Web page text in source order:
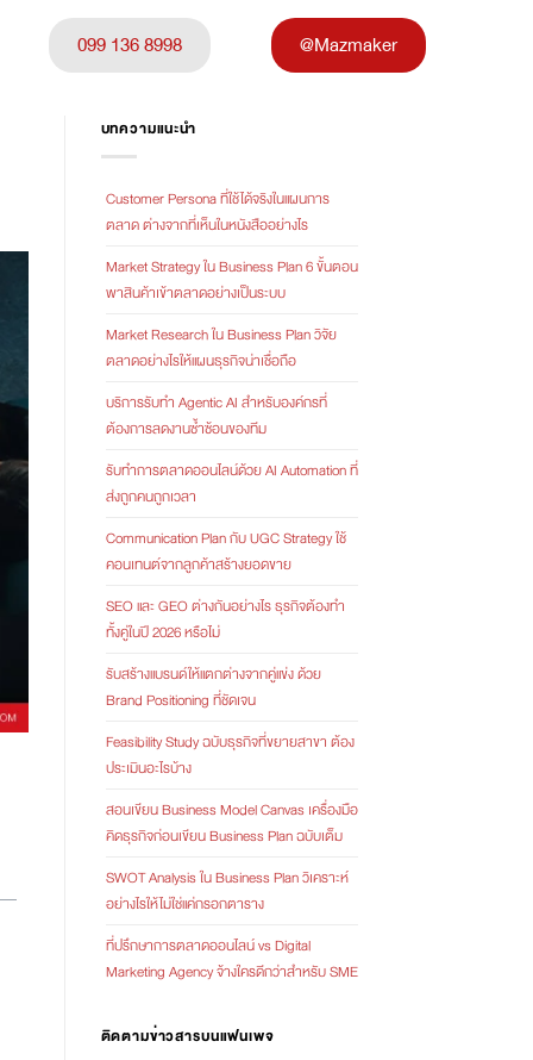
099 136 8998 @Mazmaker
บทความแนะนำ
Customer Persona ที่ใช้ได้จริงในแผนการ
ตลาด ต่างจากที่เห็นในหนังสืออย่างไร
Market Strategy ใน Business Plan 6 ขั้นตอน
พาสินค้าเข้าตลาดอย่างเป็นระบบ
Market Research ใน Business Plan วิจัย
ตลาดอย่างไรให้แผนธุรกิจน่าเชื่อถือ
บริการรับทำ Agentic AI สำหรับองค์กรที่
ต้องการลดงานซ้ำซ้อนของทีม
รับทำการตลาดออนไลน์ด้วย AI Automation ที่
ส่งถูกคนถูกเวลา
Communication Plan กับ UGC Strategy ใช้
คอนเทนต์จากลูกค้าสร้างยอดขาย
SEO และ GEO ต่างกันอย่างไร ธุรกิจต้องทำ
ทั้งคู่ในปี 2026 หรือไม่
รับสร้างแบรนด์ให้แตกต่างจากคู่แข่ง ด้วย
Brand Positioning ที่ชัดเจน
Feasibility Study ฉบับธุรกิจที่ขยายสาขา ต้อง
ประเมินอะไรบ้าง
สอนเขียน Business Model Canvas เครื่องมือ
คิดธุรกิจก่อนเขียน Business Plan ฉบับเต็ม
SWOT Analysis ใน Business Plan วิเคราะห์
อย่างไรให้ไม่ใช่แค่กรอกตาราง
ที่ปรึกษาการตลาดออนไลน์ vs Digital
Marketing Agency จ้างใครดีกว่าสำหรับ SME
ติดตามข่าวสารบนแฟนเพจ